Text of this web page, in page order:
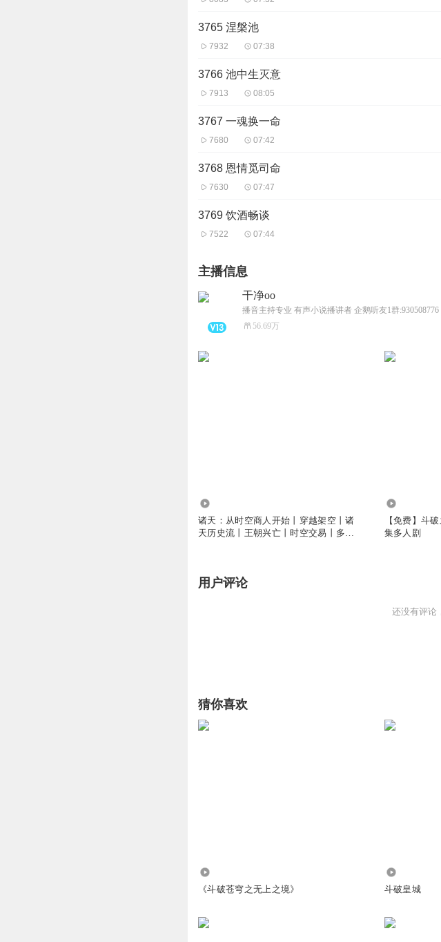
3765 涅槃池
7932 07:38
3766 池中生灭意
7913 08:05
3767 一魂换一命
7680 07:42
3768 恩情觅司命
7630 07:47
3769 饮酒畅谈
7522 07:44
主播信息
干净oo
56.69万
诸天：从时空商人开始丨穿越架空丨诸
天历史流丨王朝兴亡丨时空交易丨多人
【免费】斗
集多人剧
用户评论
还没有评论
猜你喜欢
《斗破苍穹之无上之境》 斗破皇城